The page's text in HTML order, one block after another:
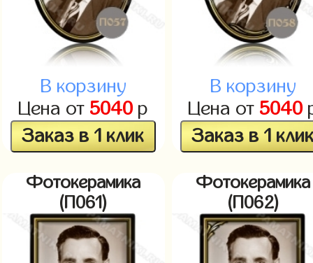
В корзину
Цена от 5040р
Заказ в 1 клик
В корзину
Цена от 5040
Заказ в 1
Фотокерамика
(П061)
Фотокерамика
(П062)